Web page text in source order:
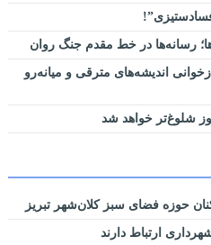
رسانه‌ها در خط مقدم جنگ روان
اندیشه‌های مترقی و میانه‌رو
شلوغ‌تر خواهد شد
حوزه فضای سبز کلان‌شهر تبریز